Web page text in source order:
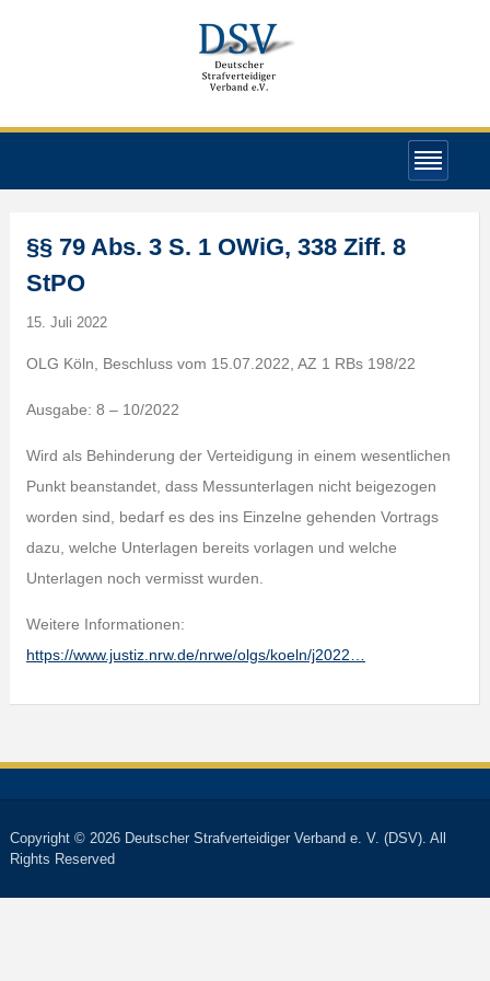
§§ 79 Abs. 3 S. 1 OWiG, 338 Ziff. 8
StPO
15. Juli 2022
OLG Köln, Beschluss vom 15.07.2022, AZ 1 RBs 198/22
Ausgabe: 8 – 10/2022
Wird als Behinderung der Verteidigung in einem wesentlichen
Punkt beanstandet, dass Messunterlagen nicht beigezogen
worden sind, bedarf es des ins Einzelne gehenden Vortrags
dazu, welche Unterlagen bereits vorlagen und welche
Unterlagen noch vermisst wurden.
Weitere Informationen:
https://www.justiz.nrw.de/nrwe/olgs/koeln/j2022…
Copyright © 2026 Deutscher Strafverteidiger Verband e. V. (DSV). All
Rights Reserved